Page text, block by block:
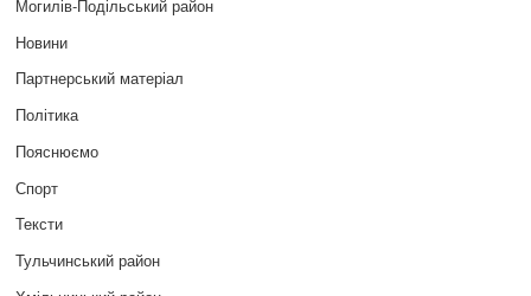
Могилів-Подільський район
Новини
Партнерський матеріал
Політика
Пояснюємо
Спорт
Тексти
Тульчинський район